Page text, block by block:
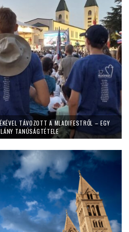
TÁVOZOTT A MLADIFESTRŐL – EGY
TANÚSÁGTÉTELE